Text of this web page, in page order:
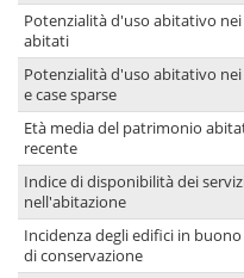
Potenzialità d'uso abitativo
abitati
Potenzialità d'uso abitativo
e case sparse
Età media del patrimonio
recente
Indice di disponibilità dei
nell'abitazione
Incidenza degli edifici in
di conservazione